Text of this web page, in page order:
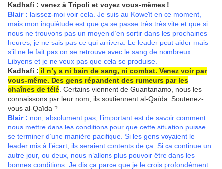
Kadhafi : venez à Tripoli et voyez vous-mêmes !
Blair : laissez-moi voir cela. Je suis au Koweït en ce moment,
mais mon inquiétude est que ça se passe très très vite et que si
nous ne trouvons pas un moyen d’en sortir dans les prochaines
heures, je ne sais pas ce qui arrivera. Le leader peut aider mais
s’il ne le fait pas on se retrouve avec le sang de nombreux
Libyens et je ne veux pas que cela se produise.
Kadhafi : il n’y a ni bain de sang, ni combat. Venez voir par
vous-même. Des gens répandent des rumeurs par les
chaînes de télé . Certains viennent de Guantanamo, nous les
connaissons par leur nom, ils soutiennent al-Qaïda. Soutenez-
vous al-Qaïda ?
Blair : non, absolument pas, l’important est de savoir comment
nous mettre dans les conditions pour que cette situation puisse
se terminer d’une manière pacifique. Si les gens voyaient le
leader mis à l’écart, ils seraient contents de ça. Si ça continue un
autre jour, ou deux, nous n’allons plus pouvoir être dans les
bonnes conditions. Je dis ça parce que je le crois profondément.